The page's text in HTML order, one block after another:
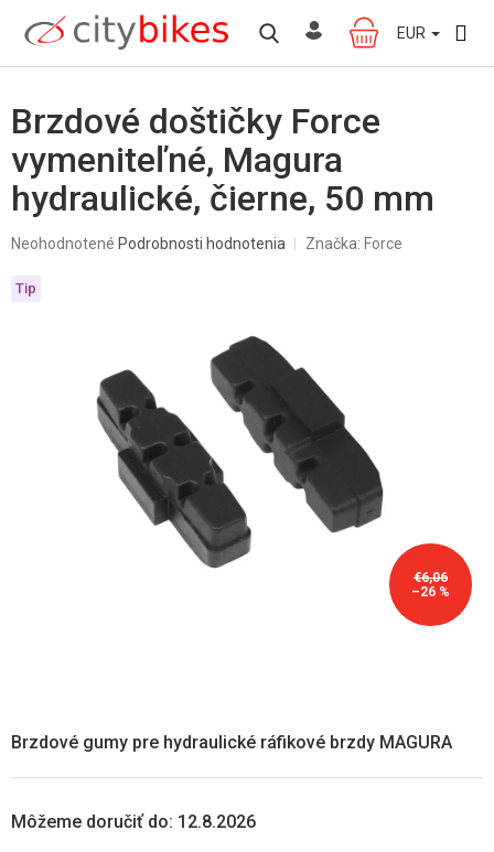
obsah
NÁKUPNÝ
KOŠÍK
EUR
Brzdové doštičky Force
vymeniteľné, Magura
hydraulické, čierne, 50 mm
Priemerné
produktu
je
Neohodnotené Podrobnosti hodnotenia Značka: Force
€6,06
–26 %
Tip
Môžeme doručiť do: 12.8.2026
Brzdové gumy pre hydraulické ráfikové brzdy MAGURA